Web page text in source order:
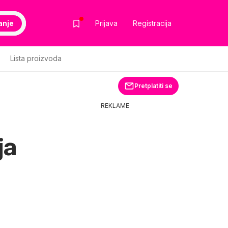
Prijava Registracija
Lista proizvoda
Pretplatiti se
REKLAME